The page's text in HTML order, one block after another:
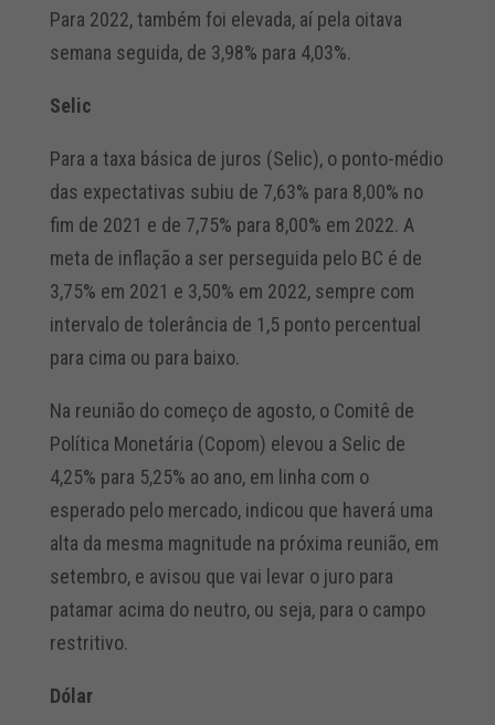
Para 2022, também foi elevada, aí pela oitava
semana seguida, de 3,98% para 4,03%.
Selic
Para a taxa básica de juros (Selic), o ponto-médio
das expectativas subiu de 7,63% para 8,00% no
fim de 2021 e de 7,75% para 8,00% em 2022. A
meta de inflação a ser perseguida pelo BC é de
3,75% em 2021 e 3,50% em 2022, sempre com
intervalo de tolerância de 1,5 ponto percentual
para cima ou para baixo.
Na reunião do começo de agosto, o Comitê de
Política Monetária (Copom) elevou a Selic de
4,25% para 5,25% ao ano, em linha com o
esperado pelo mercado, indicou que haverá uma
alta da mesma magnitude na próxima reunião, em
setembro, e avisou que vai levar o juro para
patamar acima do neutro, ou seja, para o campo
restritivo.
Dólar